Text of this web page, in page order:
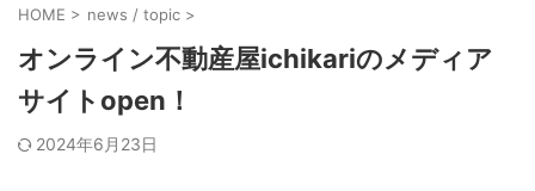
HOME > news / topic >
オンライン不動産屋ichikariのメディア
サイトopen！
2024年6月23日